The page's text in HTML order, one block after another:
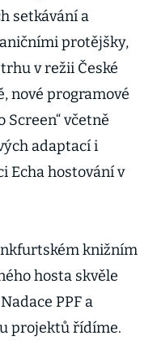
setkávání a
protějšky,
v režii České
nové programové
Screen“ včetně
adaptací i
Echa hostování v
knižním
hosta skvěle
PPF a
projektů řídíme.